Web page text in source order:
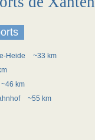
Heide
~33 km
~46 km
~55 km